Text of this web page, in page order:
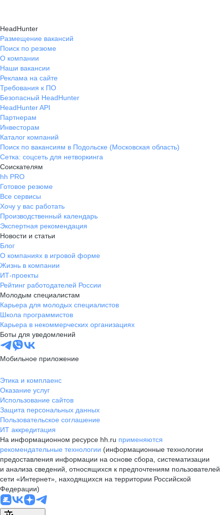
HeadHunter
Размещение вакансий
Поиск по резюме
О компании
Наши вакансии
Реклама на сайте
Требования к ПО
Безопасный HeadHunter
HeadHunter API
Партнерам
Инвесторам
Каталог компаний
Поиск по вакансиям в Подольске (Московская область)
Сетка: соцсеть для нетворкинга
Соискателям
hh PRO
Готовое резюме
Все сервисы
Хочу у вас работать
Производственный календарь
Экспертная рекомендация
Новости и статьи
Блог
О компаниях в игровой форме
Жизнь в компании
ИТ-проекты
Рейтинг работодателей России
Молодым специалистам
Карьера для молодых специалистов
Школа программистов
Карьера в некоммерческих организациях
Боты для уведомлений
Мобильное приложение
Этика и комплаенс
Оказание услуг
Использование сайтов
Защита персональных данных
Пользовательское соглашение
ИТ аккредитация
На информационном ресурсе hh.ru применяются
рекомендательные технологии (информационные технологии
предоставления информации на основе сбора, систематизации
и анализа сведений, относящихся к предпочтениям пользователей
сети «Интернет», находящихся на территории Российской
Федерации)